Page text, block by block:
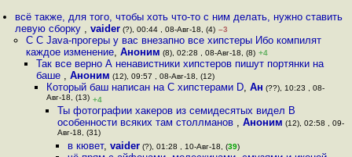
всё также, для того, чтобы хоть что-то с ним делать, нужно ставить
левую сборку ,vaider (?), 00:44 , 08-Авг-18, (4) –3
C C Java-прогеры у вас внезапно все хипстеры Ибо компилят
каждое изменение, Аноним (8), 02:28 , 08-Авг-18, (8) +4
Так все верно А ненавистники хипстеров пишут портянки на
баше , Аноним (12), 09:57 , 08-Авг-18, (12)
Который баш написан на C хипстерами D,Ан (??), 10:23 , 08-
Авг-18, (13) +4
Ты фотографии хакеров из семидесятых видел В
особенности всяких там столлманов , Аноним (12), 02:58 , 09-
Авг-18, (31)
в кювет, vaider(?), 01:28 , 10-Авг-18, (39)